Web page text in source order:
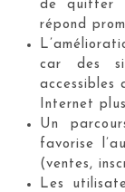
de quitter
répond
car des
accessibles
Internet
Un
favorise
(ventes,
Les